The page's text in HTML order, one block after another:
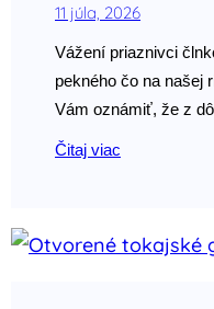
11 júla, 2026
Vážení priaznivci
pekného čo na našej
Vám oznámiť, že z
Čitaj viac